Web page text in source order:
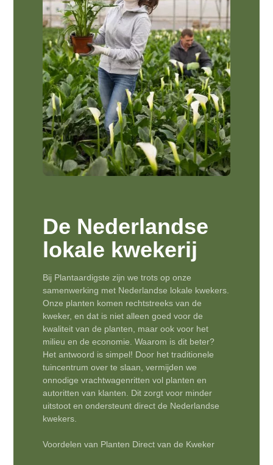
De Nederlandse
lokale kwekerij
Bij Plantaardigste zijn we trots op onze
samenwerking met Nederlandse lokale kwekers.
Onze planten komen rechtstreeks van de
kweker, en dat is niet alleen goed voor de
kwaliteit van de planten, maar ook voor het
milieu en de economie. Waarom is dit beter?
Het antwoord is simpel! Door het traditionele
tuincentrum over te slaan, vermijden we
onnodige vrachtwagenritten vol planten en
autoritten van klanten. Dit zorgt voor minder
uitstoot en ondersteunt direct de Nederlandse
kwekers.
Voordelen van Planten Direct van de Kweker